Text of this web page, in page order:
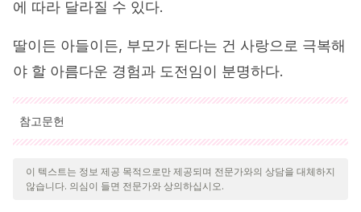
에 따라 달라질 수 있다.
딸이든 아들이든, 부모가 된다는 건 사랑으로 극복해
야 할 아름다운 경험과 도전임이 분명하다.
참고문헌
인용된 모든 출처는 우리 팀에 의해 집요하게 검토되어 질의의 질,
신뢰성, 시대에 맞음 및 타당성을 보장하기 위해 처리되었습니다.
이 문서의 참고 문헌은 신뢰성이 있으며 학문적 또는 과학적으로 정
이 텍스트는 정보 제공 목적으로만 제공되며 전문가와의 상담을 대체하지
않습니다. 의심이 들면 전문가와 상의하십시오.